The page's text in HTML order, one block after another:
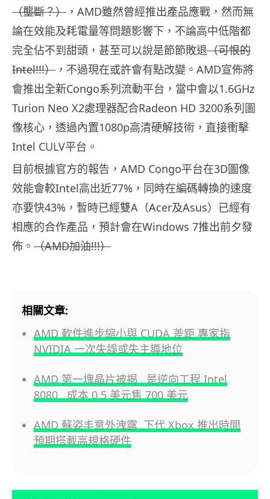
（壟斷？） ，AMD雖然曾經推出產品應戰，然而無
論在效能及耗電量等問題影響下，不論高中低階都
完全佔不到甜頭，甚至可以說是節節敗退（可恨的
Intel!!!） ，不過現在或許會有點改變。AMD宣佈將
會推出全新Congo系列流動平台，當中會以1.6GHz
Turion Neo X2處理器配合Radeon HD 3200系列圖
像核心，透過內置1080p高清硬解技術，直接衝擊
Intel CULV平台。
目前根據官方的報告，AMD Congo平台在3D圖像
效能會較Intel高出近77%，同時在編碼轉換的速度
亦要快43%，暫時已經雙A（Acer及Asus）已經有
相應的合作產品，預計會在Windows 7推出前夕發
佈。 （AMD加油!!!）
相關文章:
AMD 軟件進步縮小與 CUDA 差距 專家指
NVIDIA 一次失誤或失主導地位
AMD 第一塊晶片被揭 是逆向工程 Intel
8080 成本 0.5 美元售 700 美元
AMD 蘇姿丰意外洩露 下代 Xbox 推出時間
預期搭載高規格硬件